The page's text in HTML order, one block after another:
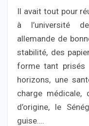
Il avait tout pour
à l’université
allemande de
stabilité, des
forme tant prisés
horizons, une
charge
d’origine, le
guise….